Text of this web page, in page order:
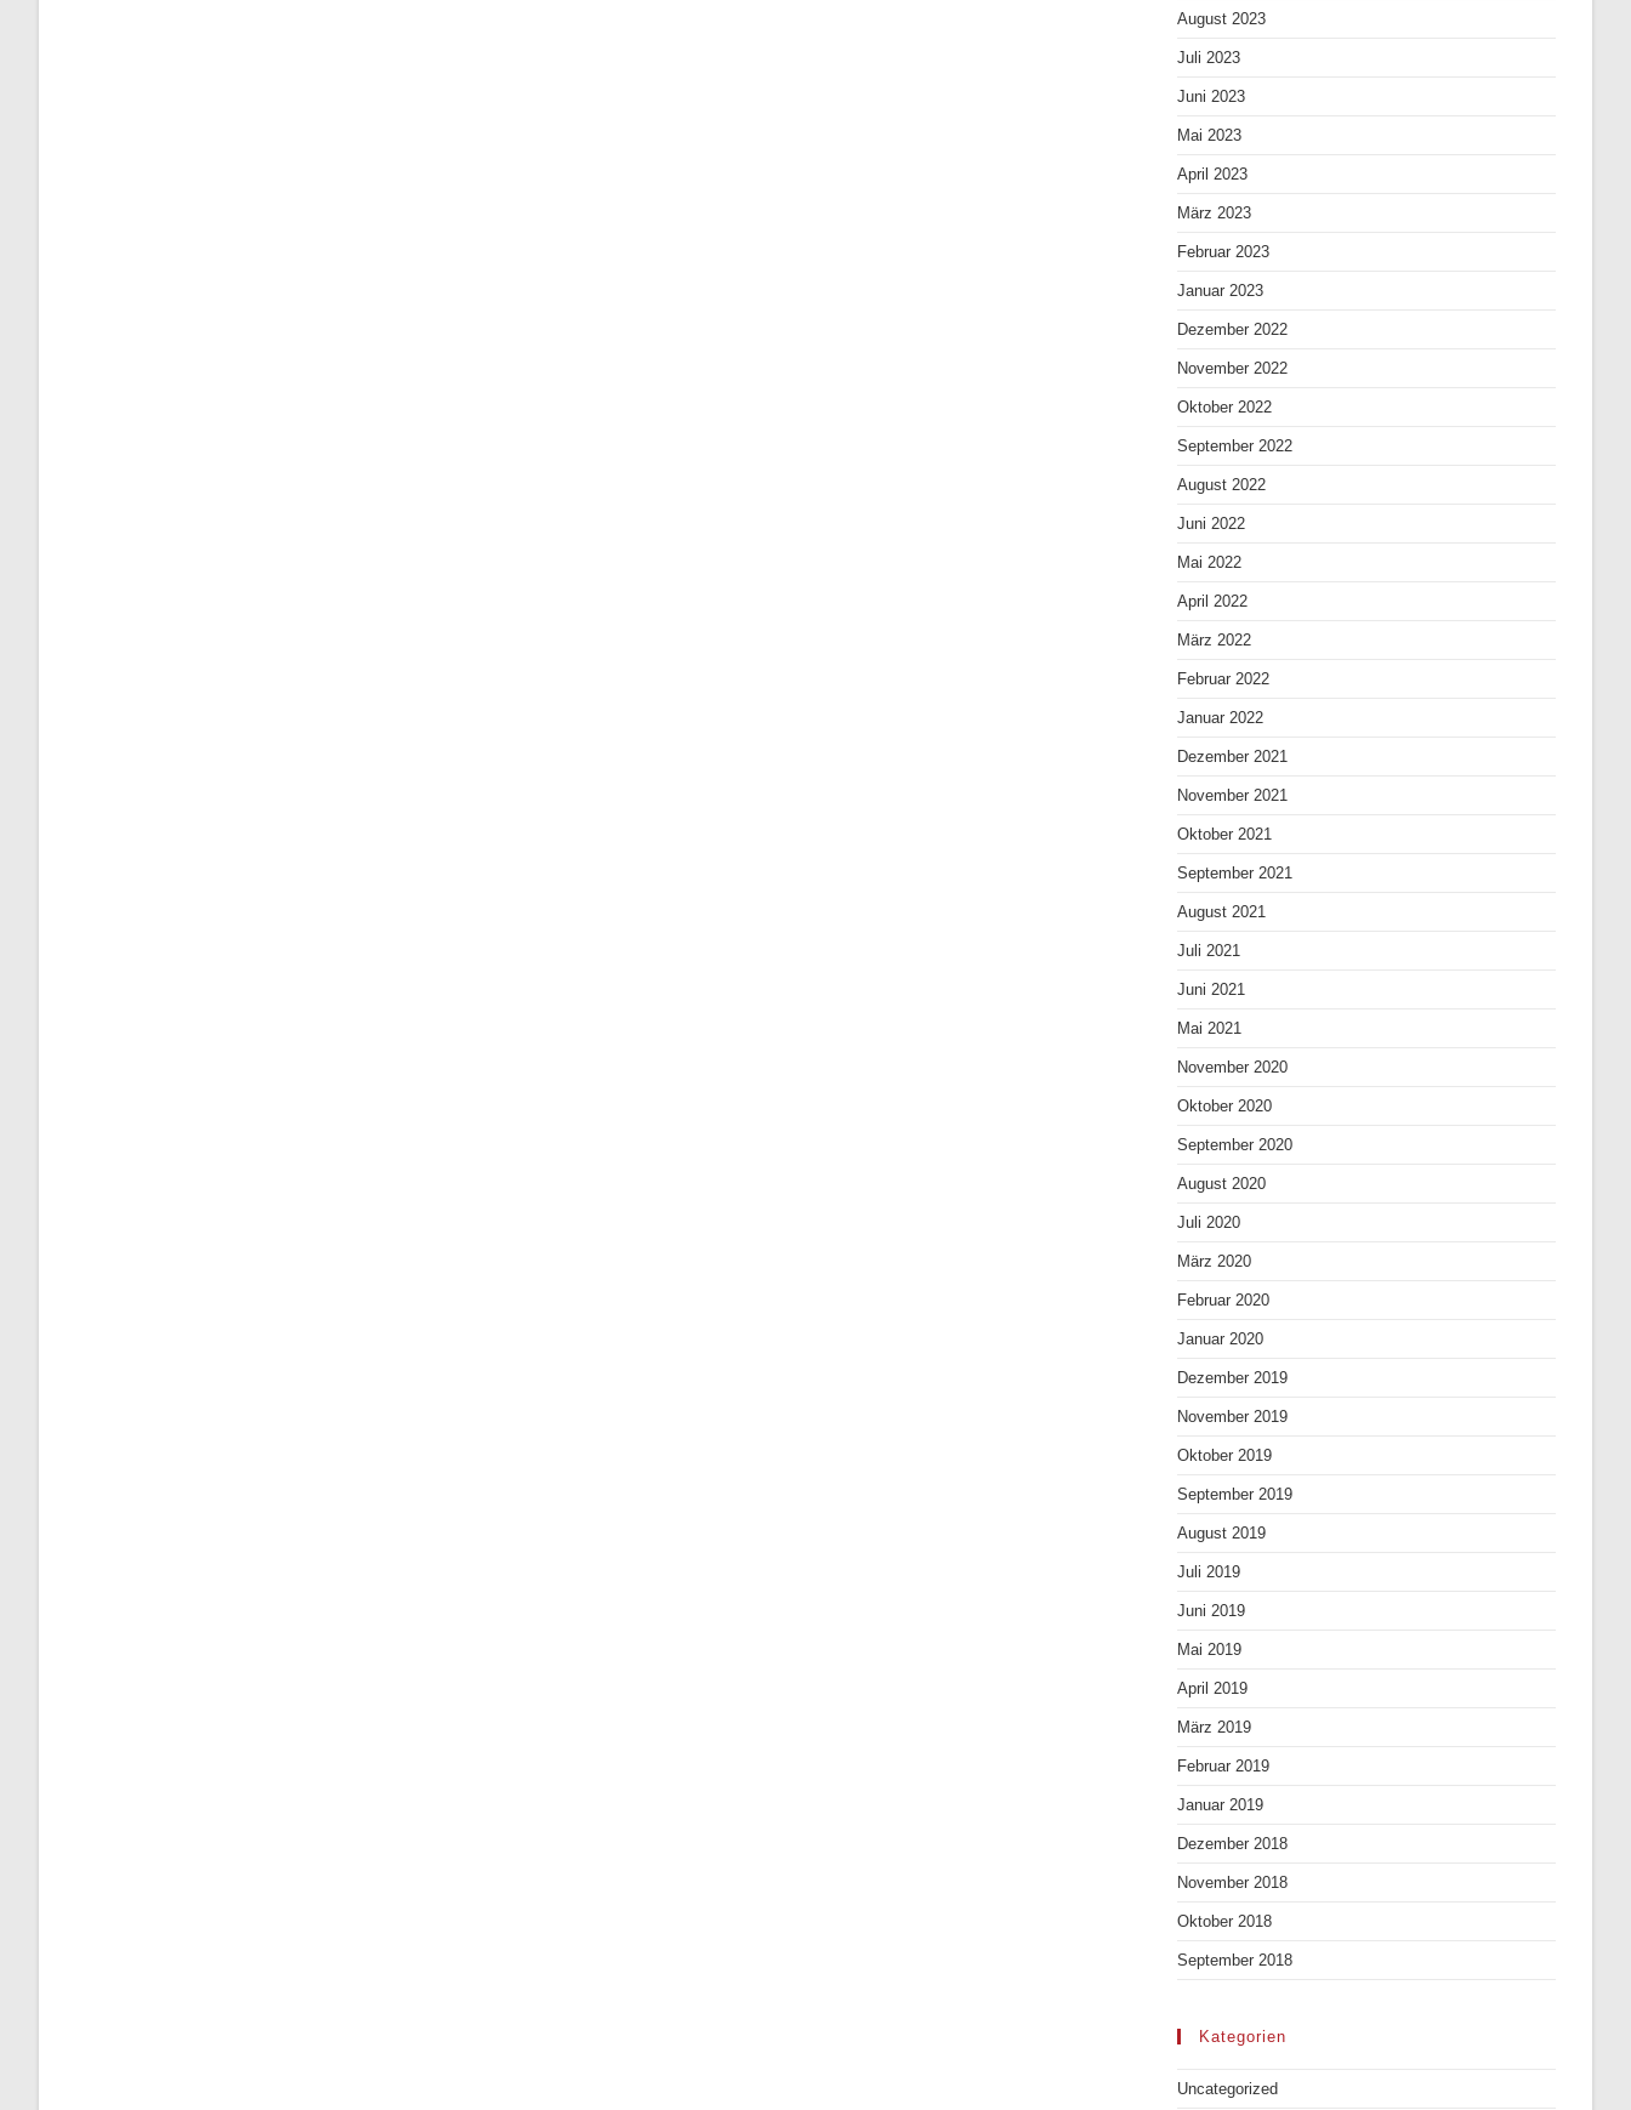
August 2023
Juli 2023
Juni 2023
Mai 2023
April 2023
März 2023
Februar 2023
Januar 2023
Dezember 2022
November 2022
Oktober 2022
September 2022
August 2022
Juni 2022
Mai 2022
April 2022
März 2022
Februar 2022
Januar 2022
Dezember 2021
November 2021
Oktober 2021
September 2021
August 2021
Juli 2021
Juni 2021
Mai 2021
November 2020
Oktober 2020
September 2020
August 2020
Juli 2020
März 2020
Februar 2020
Januar 2020
Dezember 2019
November 2019
Oktober 2019
September 2019
August 2019
Juli 2019
Juni 2019
Mai 2019
April 2019
März 2019
Februar 2019
Januar 2019
Dezember 2018
November 2018
Oktober 2018
September 2018
Kategorien
Uncategorized